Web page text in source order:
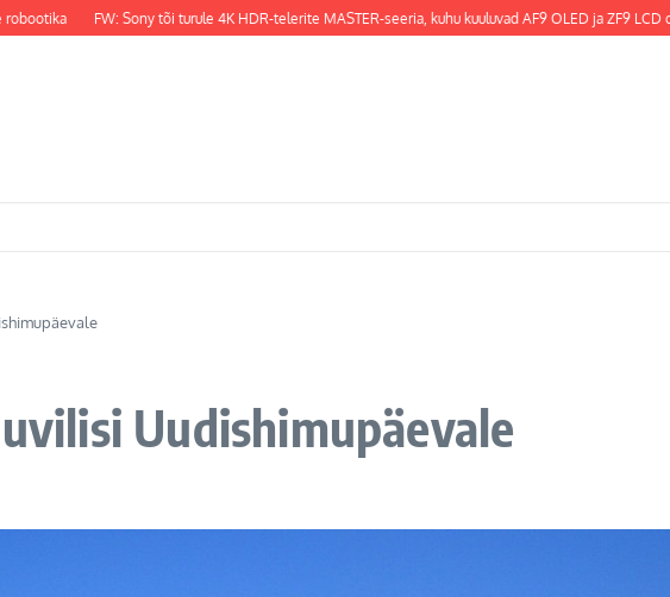
FW: Sony tõi turule 4K HDR-telerite MASTER-seeria, kuhu kuuluvad AF9 OLED ja ZF9 LCD on
Uudishimupäevale